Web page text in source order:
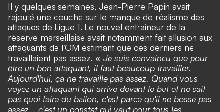
Il y quelques semaines, Jean-Pierre Papin avait
rajouté une couche sur le manque de réalisme des
attaques de Ligue 1. Le nouvel entraineur de la
réserve marseillaise avait notamment fait allusion aux
attaquants de l’OM estimant que ces derniers ne
travaillaient pas assez. « Je suis convaincu que pour
être un bon attaquant, il faut beaucoup travailler.
Aujourd'hui, ça ne travaille pas assez. Quand vous
voyez un attaquant qui arrive devant le but et ne sait
pas quoi faire du ballon, c'est parce qu'il ne bosse pas
assez... c'est un constat qui vaut pour tous les